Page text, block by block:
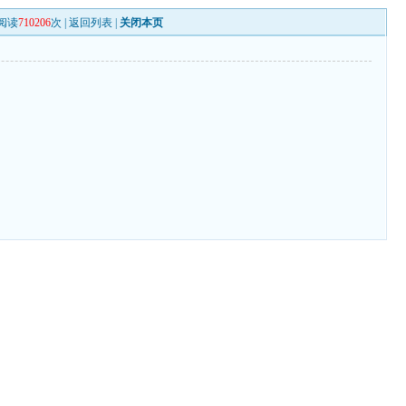
读710206次 |返回列表 关闭本页